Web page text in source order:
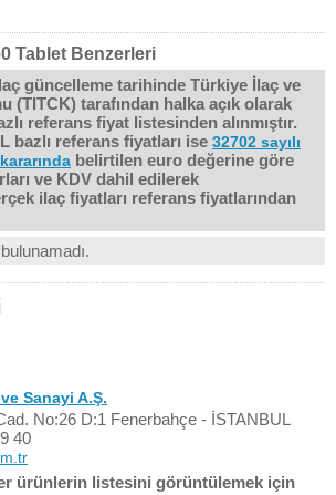
Tablet Benzerleri
güncelleme tarihinde Türkiye İlaç ve
(TITCK) tarafından halka açık olarak
referans fiyat listesinden alınmıştır.
bazlı referans fiyatları ise 32702 sayılı
belirtilen euro değerine göre
ve KDV dahil edilerek
ilaç fiyatları referans fiyatlarından
Sanayi A.Ş.
No:26 D:1 Fenerbahçe - İSTANBUL
40
ürünlerin listesini görüntülemek için